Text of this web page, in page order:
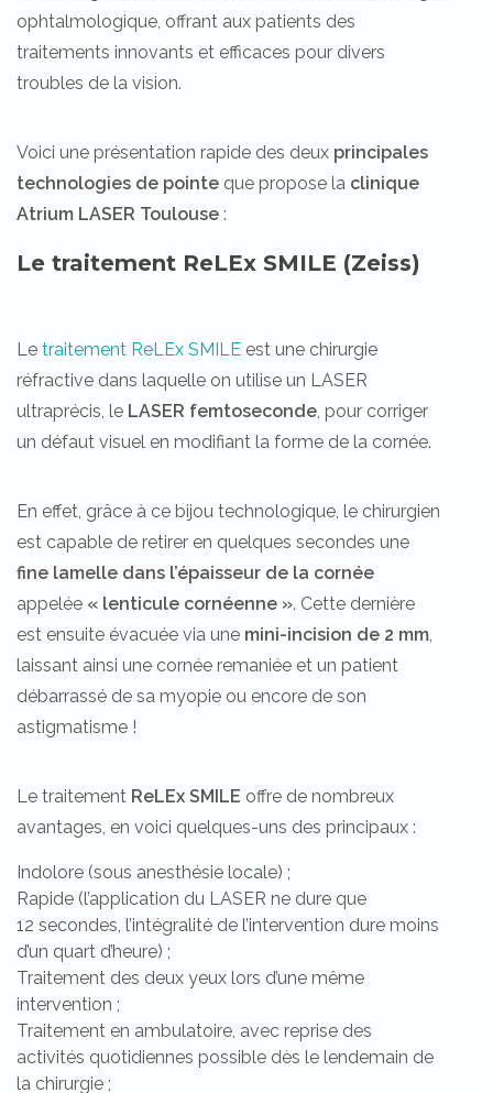
ophtalmologique, offrant aux patients des
traitements innovants et efficaces pour divers
troubles de la vision.
Voici une présentation rapide des deux principales
technologies de pointe que propose la clinique
Atrium LASER Toulouse :
Le traitement ReLEx SMILE (Zeiss)
Le traitement ReLEx SMILE est une chirurgie
réfractive dans laquelle on utilise un LASER
ultraprécis, le LASER femtoseconde, pour corriger
un défaut visuel en modifiant la forme de la cornée.
En effet, grâce à ce bijou technologique, le chirurgien
est capable de retirer en quelques secondes une
fine lamelle dans l’épaisseur de la cornée
appelée « lenticule cornéenne ». Cette dernière
est ensuite évacuée via une mini-incision de 2 mm,
laissant ainsi une cornée remaniée et un patient
débarrassé de sa myopie ou encore de son
astigmatisme !
Le traitement ReLEx SMILE offre de nombreux
avantages, en voici quelques-uns des principaux :
Indolore (sous anesthésie locale) ;
Rapide (l’application du LASER ne dure que
12 secondes, l’intégralité de l’intervention dure moins
d’un quart d’heure) ;
Traitement des deux yeux lors d’une même
intervention ;
Traitement en ambulatoire, avec reprise des
activités quotidiennes possible dès le lendemain de
la chirurgie ;